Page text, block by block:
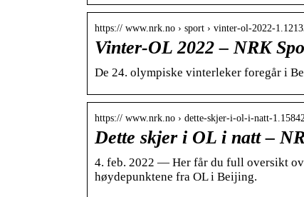
https:// www.nrk.no › sport › vinter-ol-2022-
Vinter-OL 2022 – NRK
De 24. olympiske vinterleker foregår i
https:// www.nrk.no › dette-skjer-i-ol-i-natt-
Dette skjer i OL i natt –
4. feb. 2022 — Her får du full oversikt
høydepunktene fra OL i Beijing.